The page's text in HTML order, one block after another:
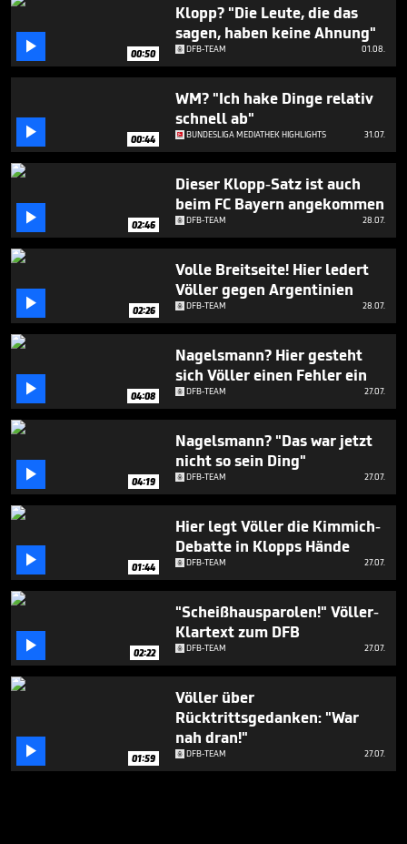
39
 00:50
Klopp? "Die Leute, die das
sagen, haben keine Ahnung"
DFB-TEAM 01.08.
 00:44
WM? "Ich hake Dinge relativ
schnell ab"
BUNDESLIGA MEDIATHEK HIGHLIGHTS 31.07.
 02:46
Dieser Klopp-Satz ist auch
beim FC Bayern angekommen
DFB-TEAM 28.07.
 02:26
Volle Breitseite! Hier ledert
Völler gegen Argentinien
DFB-TEAM 28.07.
 04:08
Nagelsmann? Hier gesteht
sich Völler einen Fehler ein
DFB-TEAM 27.07.
 04:19
Nagelsmann? "Das war jetzt
nicht so sein Ding"
DFB-TEAM 27.07.
 01:44
Hier legt Völler die Kimmich-
Debatte in Klopps Hände
DFB-TEAM 27.07.
 02:22
"Scheißhausparolen!" Völler-
Klartext zum DFB
DFB-TEAM 27.07.
 01:59
Völler über
Rücktrittsgedanken: "War
nah dran!"
DFB-TEAM 27.07.